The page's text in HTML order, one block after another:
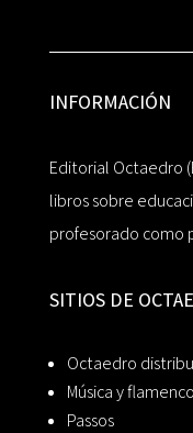
INFORMACIÓN
Editorial Octaedro
libros sobre
profesorado como
SITIOS DE
Octaedro
Música y flamenco
Passos